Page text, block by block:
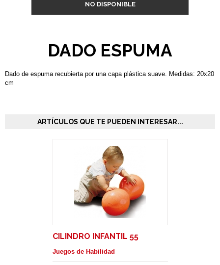
NO DISPONIBLE
DADO ESPUMA
Dado de espuma recubierta por una capa plástica suave. Medidas: 20x20
cm
ARTÍCULOS QUE TE PUEDEN INTERESAR...
CILINDRO INFANTIL 55
Juegos de Habilidad